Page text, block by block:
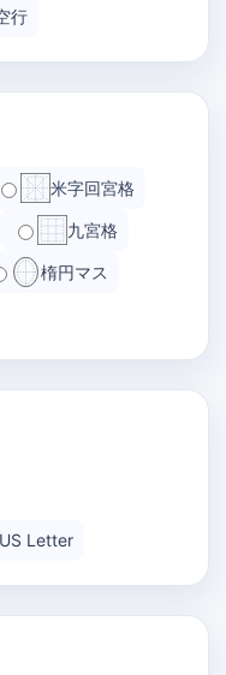
行
米字回宮格
九宮格
楕円マス
US Letter